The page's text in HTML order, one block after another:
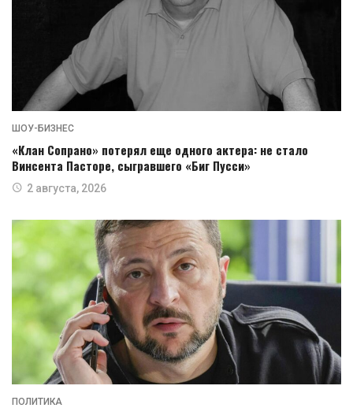
ШОУ-БИЗНЕС
«Клан Сопрано» потерял еще одного актера: не стало
Винсента Пасторе, сыгравшего «Биг Пусси»
2 августа, 2026
ПОЛИТИКА